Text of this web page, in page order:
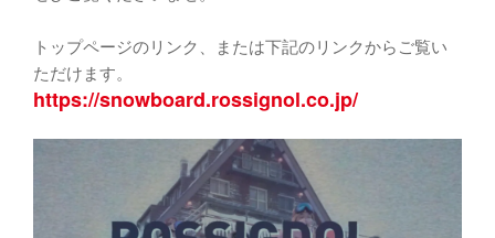
トップページのリンク、または下記のリンクからご覧い
ただけます。
https://snowboard.rossignol.co.jp/